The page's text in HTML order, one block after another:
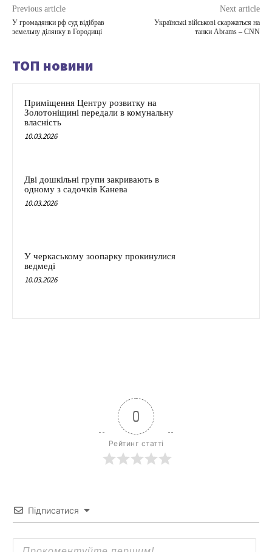
Previous article
У громадянки рф суд відібрав
земельну ділянку в Городищі
Next article
Українські військові скаржаться на
танки Abrams – CNN
ТОП новини
Приміщення Центру розвитку на
Золотоніщині передали в комунальну
власність
10.03.2026
Дві дошкільні групи закривають в
одному з садочків Канева
10.03.2026
У черкаському зоопарку прокинулися
ведмеді
10.03.2026
0
Рейтинг статті
Підписатися